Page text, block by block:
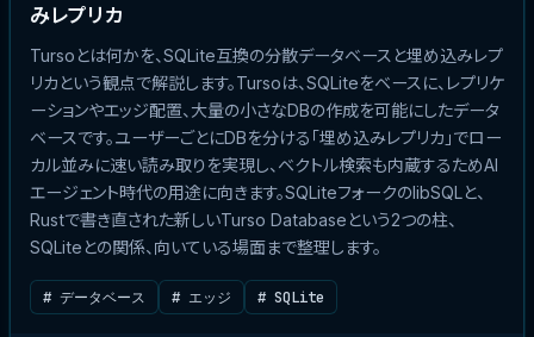
みレプリカ
Tursoとは何かを、SQLite互換の分散データベースと埋め込みレプ
リカという観点で解説します。Tursoは、SQLiteをベースに、レプリケ
ーションやエッジ配置、大量の小さなDBの作成を可能にしたデータ
ベースです。ユーザーごとにDBを分ける「埋め込みレプリカ」でロー
カル並みに速い読み取りを実現し、ベクトル検索も内蔵するためAI
エージェント時代の用途に向きます。SQLiteフォークのlibSQLと、
Rustで書き直された新しいTurso Databaseという2つの柱、
SQLiteとの関係、向いている場面まで整理します。
# データベース # エッジ # SQLite